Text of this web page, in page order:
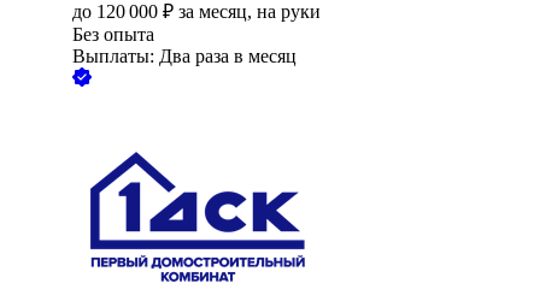
до 120 000 ₽ за месяц, на руки
Без опыта
Выплаты: Два раза в месяц